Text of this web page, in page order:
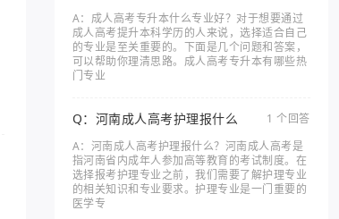
A：成人高考专升本什么专业好？对于想要通过
成人高考提升本科学历的人来说，选择适合自己
的专业是至关重要的。下面是几个问题和答案，
可以帮助你理清思路。成人高考专升本有哪些热
门专业
Q：河南成人高考护理报什么
1 个回答
A：河南成人高考护理报什么？河南成人高考是
指河南省内成年人参加高等教育的考试制度。在
选择报考护理专业之前，我们需要了解护理专业
的相关知识和专业要求。护理专业是一门重要的
医学专